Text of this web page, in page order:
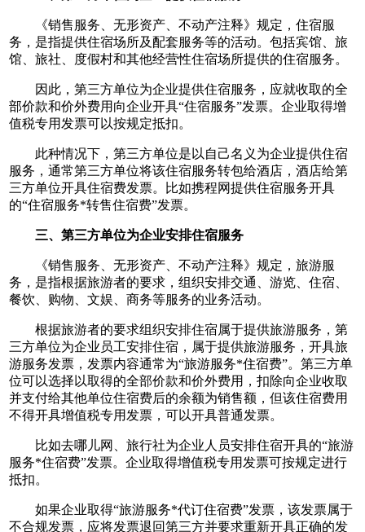
《销售服务、无形资产、不动产注释》规定，住宿服
务，是指提供住宿场所及配套服务等的活动。包括宾馆、旅
馆、旅社、度假村和其他经营性住宿场所提供的住宿服务。
因此，第三方单位为企业提供住宿服务，应就收取的全
部价款和价外费用向企业开具“住宿服务”发票。企业取得增
值税专用发票可以按规定抵扣。
此种情况下，第三方单位是以自己名义为企业提供住宿
服务，通常第三方单位将该住宿服务转包给酒店，酒店给第
三方单位开具住宿费发票。比如携程网提供住宿服务开具
的“住宿服务*转售住宿费”发票。
三、第三方单位为企业安排住宿服务
《销售服务、无形资产、不动产注释》规定，旅游服
务，是指根据旅游者的要求，组织安排交通、游览、住宿、
餐饮、购物、文娱、商务等服务的业务活动。
根据旅游者的要求组织安排住宿属于提供旅游服务，第
三方单位为企业员工安排住宿，属于提供旅游服务，开具旅
游服务发票，发票内容通常为“旅游服务*住宿费”。第三方单
位可以选择以取得的全部价款和价外费用，扣除向企业收取
并支付给其他单位住宿费后的余额为销售额，但该住宿费用
不得开具增值税专用发票，可以开具普通发票。
比如去哪儿网、旅行社为企业人员安排住宿开具的“旅游
服务*住宿费”发票。企业取得增值税专用发票可按规定进行
抵扣。
如果企业取得“旅游服务*代订住宿费”发票，该发票属于
不合规发票，应将发票退回第三方并要求重新开具正确的发